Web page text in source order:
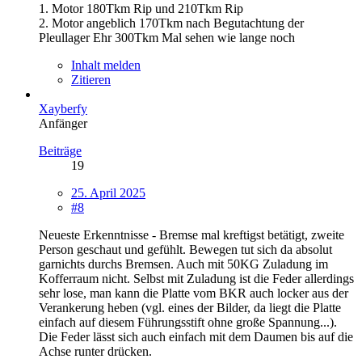
1. Motor 180Tkm Rip und 210Tkm Rip
2. Motor angeblich 170Tkm nach Begutachtung der
Pleullager Ehr 300Tkm Mal sehen wie lange noch
Inhalt melden
Zitieren
Xayberfy
Anfänger
Beiträge
19
25. April 2025
#8
Neueste Erkenntnisse - Bremse mal kreftigst betätigt, zweite
Person geschaut und gefühlt. Bewegen tut sich da absolut
garnichts durchs Bremsen. Auch mit 50KG Zuladung im
Kofferraum nicht. Selbst mit Zuladung ist die Feder allerdings
sehr lose, man kann die Platte vom BKR auch locker aus der
Verankerung heben (vgl. eines der Bilder, da liegt die Platte
einfach auf diesem Führungsstift ohne große Spannung...).
Die Feder lässt sich auch einfach mit dem Daumen bis auf die
Achse runter drücken.